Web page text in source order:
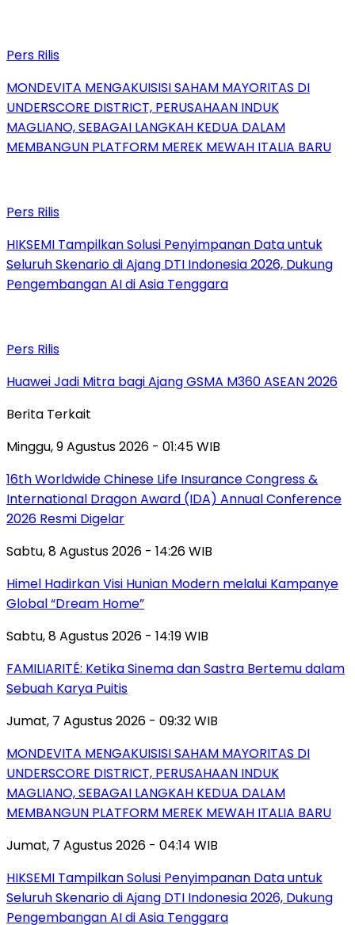
Pers Rilis
MONDEVITA MENGAKUISISI SAHAM MAYORITAS DI
UNDERSCORE DISTRICT, PERUSAHAAN INDUK
MAGLIANO, SEBAGAI LANGKAH KEDUA DALAM
MEMBANGUN PLATFORM MEREK MEWAH ITALIA BARU
Pers Rilis
HIKSEMI Tampilkan Solusi Penyimpanan Data untuk
Seluruh Skenario di Ajang DTI Indonesia 2026, Dukung
Pengembangan AI di Asia Tenggara
Pers Rilis
Huawei Jadi Mitra bagi Ajang GSMA M360 ASEAN 2026
Berita Terkait
Minggu, 9 Agustus 2026 - 01:45 WIB
16th Worldwide Chinese Life Insurance Congress &
International Dragon Award (IDA) Annual Conference
2026 Resmi Digelar
Sabtu, 8 Agustus 2026 - 14:26 WIB
Himel Hadirkan Visi Hunian Modern melalui Kampanye
Global “Dream Home”
Sabtu, 8 Agustus 2026 - 14:19 WIB
FAMILIARITÉ: Ketika Sinema dan Sastra Bertemu dalam
Sebuah Karya Puitis
Jumat, 7 Agustus 2026 - 09:32 WIB
MONDEVITA MENGAKUISISI SAHAM MAYORITAS DI
UNDERSCORE DISTRICT, PERUSAHAAN INDUK
MAGLIANO, SEBAGAI LANGKAH KEDUA DALAM
MEMBANGUN PLATFORM MEREK MEWAH ITALIA BARU
Jumat, 7 Agustus 2026 - 04:14 WIB
HIKSEMI Tampilkan Solusi Penyimpanan Data untuk
Seluruh Skenario di Ajang DTI Indonesia 2026, Dukung
Pengembangan AI di Asia Tenggara